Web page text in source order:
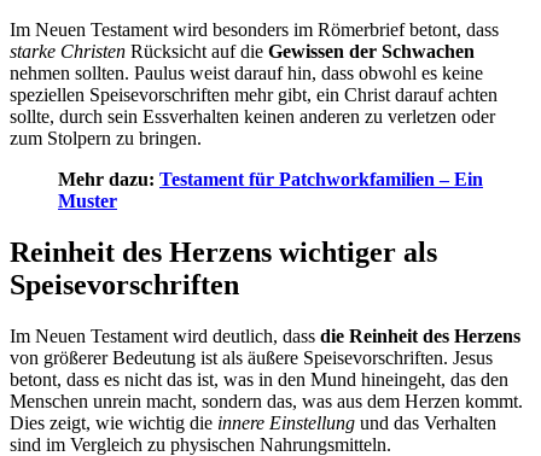
Im Neuen Testament wird besonders im Römerbrief betont, dass
starke Christen Rücksicht auf die Gewissen der Schwachen
nehmen sollten. Paulus weist darauf hin, dass obwohl es keine
speziellen Speisevorschriften mehr gibt, ein Christ darauf achten
sollte, durch sein Essverhalten keinen anderen zu verletzen oder
zum Stolpern zu bringen.
Mehr dazu: Testament für Patchworkfamilien – Ein
Muster
Reinheit des Herzens wichtiger als
Speisevorschriften
Im Neuen Testament wird deutlich, dass die Reinheit des Herzens
von größerer Bedeutung ist als äußere Speisevorschriften. Jesus
betont, dass es nicht das ist, was in den Mund hineingeht, das den
Menschen unrein macht, sondern das, was aus dem Herzen kommt.
Dies zeigt, wie wichtig die innere Einstellung und das Verhalten
sind im Vergleich zu physischen Nahrungsmitteln.